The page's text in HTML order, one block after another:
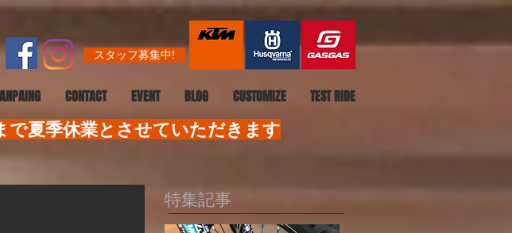
スタッフ募集中!
CONTACT EVENT BLOG CUSTOMIZE TEST RIDE
で夏季休業とさせていただきます
特集記事